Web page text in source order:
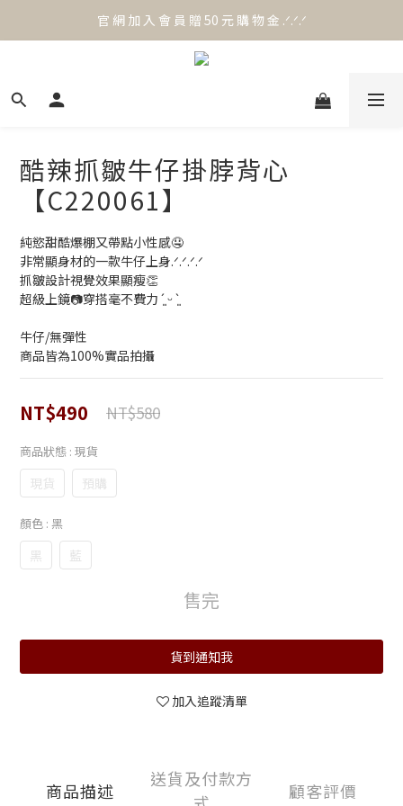
官 網 加 入 會 員 贈 50 元 購 物 金 .ᐟ.ᐟ.ᐟ
官 網 加 入 會 員 贈 50 元 購 物 金 .ᐟ.ᐟ.ᐟ
⟡.·*. 滿 NT.1000 免 運 費 ꔛ♡
酷辣抓皺牛仔掛脖背心
【C220061】
純慾甜酷爆棚又帶點小性感🤤
非常顯身材的一款牛仔上身.ᐟ.ᐟ.ᐟ.ᐟ
抓皺設計視覺效果顯瘦👏
超級上鏡📷穿搭毫不費力 ´͈ ᵕ `͈
牛仔/無彈性
商品皆為100%實品拍攝
NT$490 NT$580
商品狀態 : 現貨
現貨 預購
顏色 : 黑
黑 藍
售完
貨到通知我
加入追蹤清單
商品描述
送貨及付款方
顧客評價